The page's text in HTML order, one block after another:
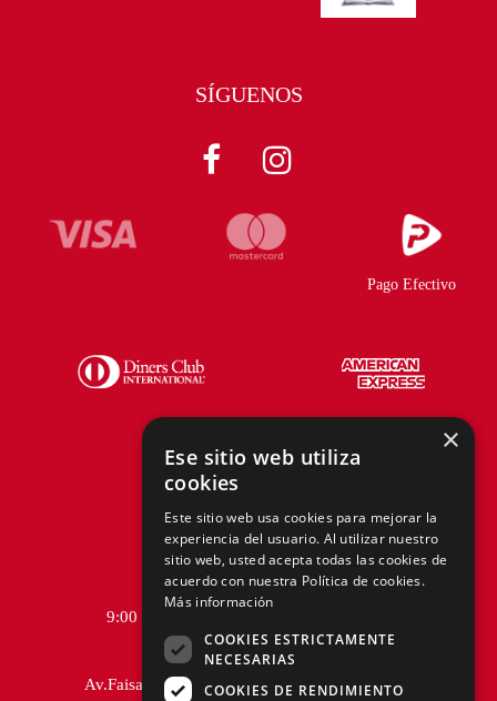
SÍGUENOS
Pago Efectivo
hola@tiendasadams.com.pe
9:00 a.m. a 6:00 p.m. de Lunes a Viernes
Av.Faisanes 420 , Urb. La Campiña , Chorrillos
×
Ese sitio web utiliza
cookies
Este sitio web usa cookies para mejorar la
experiencia del usuario. Al utilizar nuestro
sitio web, usted acepta todas las cookies de
acuerdo con nuestra Política de cookies.
Más información
COOKIES ESTRICTAMENTE
NECESARIAS
COOKIES DE RENDIMIENTO